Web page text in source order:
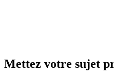
Mettez votre sujet